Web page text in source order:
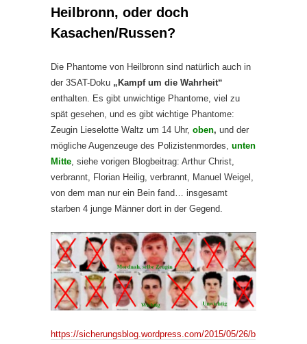
Heilbronn, oder doch
Kasachen/Russen?
Die Phantome von Heilbronn sind natürlich auch in
der 3SAT-Doku „Kampf um die Wahrheit“
enthalten. Es gibt unwichtige Phantome, viel zu
spät gesehen, und es gibt wichtige Phantome:
Zeugin Lieselotte Waltz um 14 Uhr, oben, und der
mögliche Augenzeuge des Polizistenmordes, unten
Mitte , siehe vorigen Blogbeitrag: Arthur Christ,
verbrannt, Florian Heilig, verbrannt, Manuel Weigel,
von dem man nur ein Bein fand… insgesamt
starben 4 junge Männer dort in der Gegend.
https://sicherungsblog.wordpress.com/2015/05/26/b